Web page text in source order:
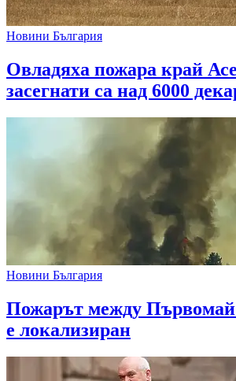
Новини България
Овладяха пожара край
засегнати са над 6000
Новини България
Пожарът между Първомай
е локализиран